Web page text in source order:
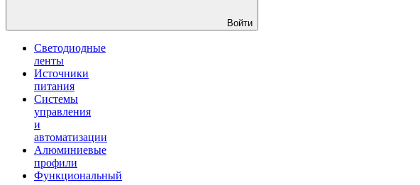
Войти
Светодиодные
ленты
Источники
питания
Системы
управления
и
автоматизации
Алюминиевые
профили
Функциональный